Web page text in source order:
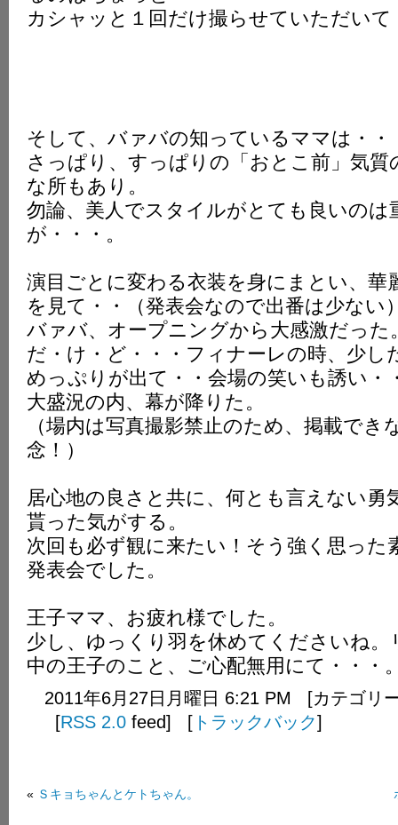
カシャッと１回だけ撮らせていただいて
そして、バァバの知っているママは・・
さっぱり、すっぱりの「おとこ前」気質
な所もあり。
勿論、美人でスタイルがとても良いのは
が・・・。
演目ごとに変わる衣装を身にまとい、華
を見て・・（発表会なので出番は少ない
バァバ、オープニングから大感激だった
だ・け・ど・・・フィナーレの時、少し
めっぷりが出て・・会場の笑いも誘い・
大盛況の内、幕が降りた。
（場内は写真撮影禁止のため、掲載でき
念！）
居心地の良さと共に、何とも言えない勇
貰った気がする。
次回も必ず観に来たい！そう強く思った
発表会でした。
王子ママ、お疲れ様でした。
少し、ゆっくり羽を休めてくださいね。
中の王子のこと、ご心配無用にて・・・
2011年6月27日月曜日 6:21 PM [カテゴリ
[RSS 2.0 feed] [ トラックバック]
« Ｓキョちゃんとケトちゃん。